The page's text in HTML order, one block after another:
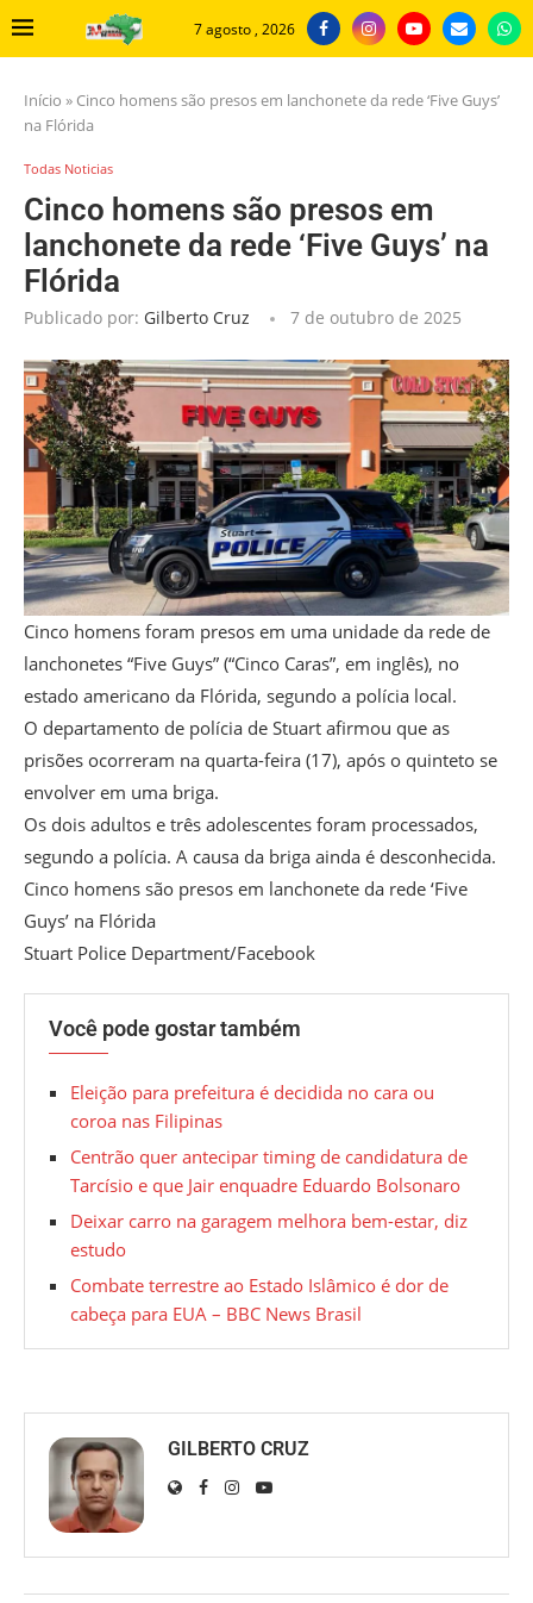
7 agosto , 2026
Início » Cinco homens são presos em lanchonete da rede ‘Five Guys’
na Flórida
Todas Noticias
Cinco homens são presos em
lanchonete da rede ‘Five Guys’ na
Flórida
Publicado por: Gilberto Cruz 7 de outubro de 2025
Cinco homens foram presos em uma unidade da rede de
lanchonetes “Five Guys” (“Cinco Caras”, em inglês), no
estado americano da Flórida, segundo a polícia local.
O departamento de polícia de Stuart afirmou que as
prisões ocorreram na quarta-feira (17), após o quinteto se
envolver em uma briga.
Os dois adultos e três adolescentes foram processados,
segundo a polícia. A causa da briga ainda é desconhecida.
Cinco homens são presos em lanchonete da rede ‘Five
Guys’ na Flórida
Stuart Police Department/Facebook
Você pode gostar também
Eleição para prefeitura é decidida no cara ou
coroa nas Filipinas
Centrão quer antecipar timing de candidatura de
Tarcísio e que Jair enquadre Eduardo Bolsonaro
Deixar carro na garagem melhora bem-estar, diz
estudo
Combate terrestre ao Estado Islâmico é dor de
cabeça para EUA – BBC News Brasil
GILBERTO CRUZ